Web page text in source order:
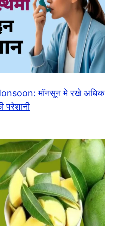
मॉनसून मे रखे अधिक
परेशानी